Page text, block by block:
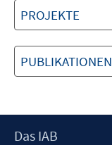
PROJEKTE
PUBLIKATIONEN
Footer
Das IAB